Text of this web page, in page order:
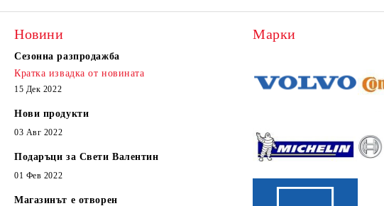
Новини
Сезонна разпродажба
Кратка извадка от новината
15 Дек 2022
Нови продукти
03 Авг 2022
Подаръци за Свети Валентин
01 Фев 2022
Магазинът е отворен
Марки